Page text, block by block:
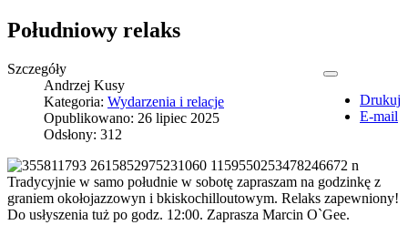
Południowy relaks
Drukuj
E-mail
Szczegóły
Andrzej Kusy
Kategoria: Wydarzenia i relacje
Opublikowano: 26 lipiec 2025
Odsłony: 312
Tradycyjnie w samo południe w sobotę zapraszam na godzinkę z
graniem okołojazzowyn i bkiskochilloutowym. Relaks zapewniony!
Do usłyszenia tuż po godz. 12:00. Zaprasza Marcin O`Gee.